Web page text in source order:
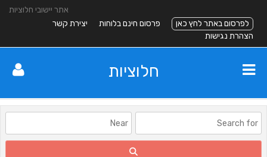
אתר יישובי חלוציות
לפרסום באתר לחץ כאן
פרסום חינם בלוחות
יצירת קשר
הצהרת נגישות
חלוציות